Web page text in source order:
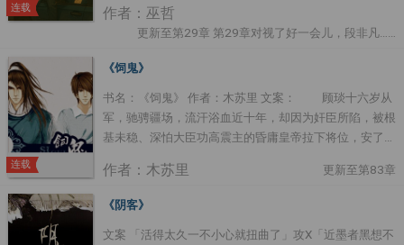
后的咋变我了呢？？....
连载 作者：巫哲
更新至第29章 第29章对视了好一会儿，段非凡……
连载
《饲鬼》
书名：《饲鬼》 作者：木苏里 文案： 顾琰十六岁从
军，驰骋疆场，流汗浴血近十年，却因为奸臣所陷，被根
基未稳、深怕大臣功高震主的昏庸皇帝拉下将位，安了个
送了他全家上下一百七十九条性命。 带着一千八百
二十四道深入骨血的刀口之痛，顾琰并没有堕入轮回，而
死不死的，苏困偏偏长得跟那昏庸皇帝有七分相像……
作者：木苏里 更新至第83章
《阴客》
文案 「活得太久一不小心就扭曲了」攻X「近墨者黑想不